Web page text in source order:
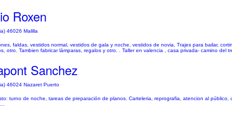
Roxen
46026 Malilla
faldas, vestidos normal, vestidos de gala y noche, vestidos de novia, Trajes para bailar,
otro. Tambien fabricar lámparas, regalos y otro. . Taller en valencia , casa privada- camino del
Sanchez
46024 Nazaret Puerto
turno de noche, tareas de preparación de planos. Carteleria, reprografia, atencion al